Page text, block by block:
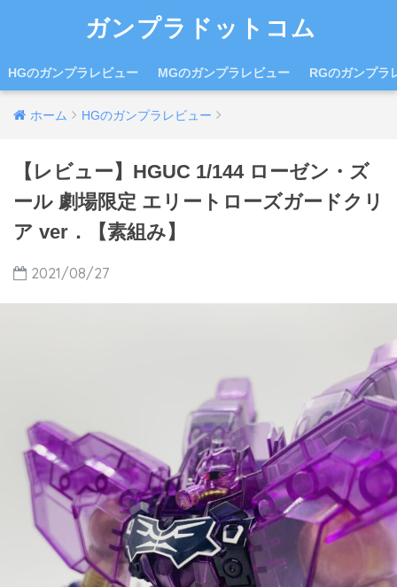
ガンプラドットコム
HGのガンプラレビュー MGのガンプラレビュー RGのガンプラ
ホーム HGのガンプラレビュー
【レビュー】HGUC 1/144 ローゼン・ズ
ール 劇場限定 エリートローズガードクリ
ア ver．【素組み】
2021/08/27